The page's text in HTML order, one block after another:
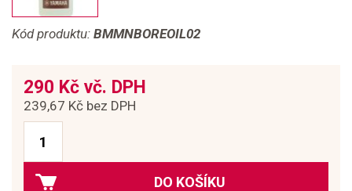
Kód produktu: BMMNBOREOIL02
290 Kč vč. DPH
239,67 Kč bez DPH
DO KOŠÍKU